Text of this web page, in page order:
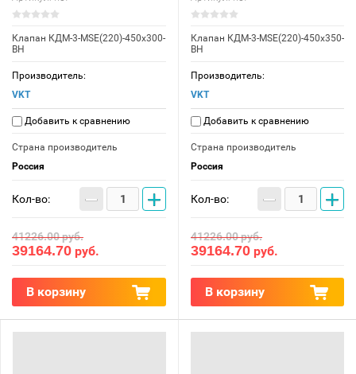
Клапан КДМ-3-МSE(220)-450x300-
ВН
Производитель:
VKT
Добавить к сравнению
Страна производитель
Россия
Кол-во: − +
41226.00руб.
39164.70 руб.
В корзину
Клапан КДМ-3-МSE(220)-450x350-
ВН
Производитель:
VKT
Добавить к сравнению
Страна производитель
Россия
Кол-во: − +
41226.00руб.
39164.70 руб.
В корзину